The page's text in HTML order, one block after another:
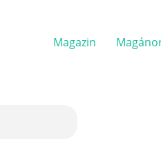
Magazin